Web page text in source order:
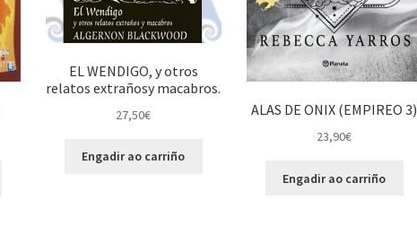
EL WENDIGO, y otros
relatos extrañosy macabros.
27,50€
Engadir ao carriño
ALAS DE ONIX (EMPIREO 3)
23,90€
Engadir ao carriño